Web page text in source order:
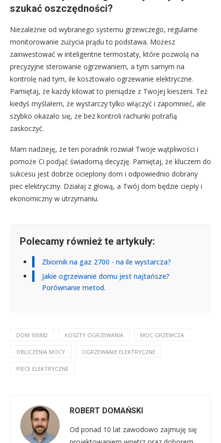
szukać oszczędności?
Niezależnie od wybranego systemu grzewczego, regularne
monitorowanie zużycia prądu to podstawa. Możesz
zainwestować w inteligentne termostaty, które pozwolą na
precyzyjne sterowanie ogrzewaniem, a tym samym na
kontrolę nad tym, ile kosztowało ogrzewanie elektryczne.
Pamiętaj, że każdy kilowat to pieniądze z Twojej kieszeni. Też
kiedyś myślałem, że wystarczy tylko włączyć i zapomnieć, ale
szybko okazało się, że bez kontroli rachunki potrafią
zaskoczyć.
Mam nadzieję, że ten poradnik rozwiał Twoje wątpliwości i
pomoże Ci podjąć świadomą decyzję. Pamiętaj, że kluczem do
sukcesu jest dobrze ocieplony dom i odpowiednio dobrany
piec elektryczny. Działaj z głową, a Twój dom będzie ciepły i
ekonomiczny w utrzymaniu.
Polecamy również te artykuły:
Zbiornik na gaz 2700 - na ile wystarcza?
Jakie ogrzewanie domu jest najtańsze?
Porównanie metod.
DOM 100M2 KOSZTY OGRZEWANIA MOC GRZEWCZA
OBLICZENIA MOCY OGRZEWANIE ELEKTRYCZNE
PIECE ELEKTRYCZNE
ROBERT DOMAŃSKI
Od ponad 10 lat zawodowo zajmuję się